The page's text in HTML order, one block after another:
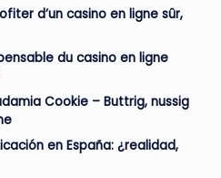
d’un casino en ligne sûr,
du casino en ligne
Cookie – Buttrig, nussig
en España: ¿realidad,